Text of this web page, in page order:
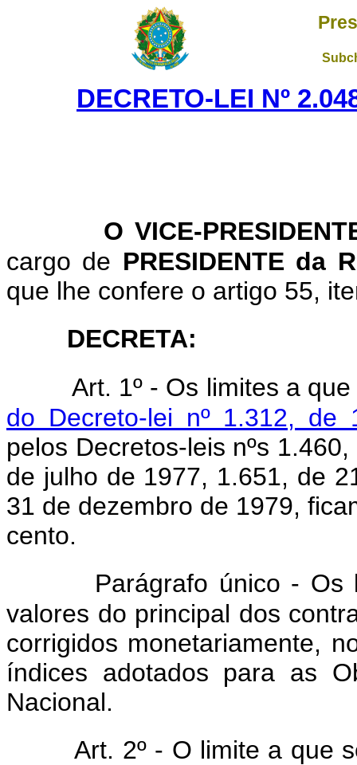
DECRETO-LEI Nº
O VICE-
cargo de PRESIDENTE da
que lhe confere o artigo 55,
DECRETA:
Art. 1º - Os limites a
do Decreto-lei nº 1.312,
pelos Decretos-leis nºs
de julho de 1977, 1.651, de
31 de dezembro de 1979,
cento.
Parágrafo único - Os
valores do principal dos
corrigidos monetariamente,
índices adotados para as
Nacional.
Art. 2º - O limite a que